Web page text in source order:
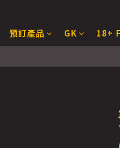
預訂產品 GK 18+